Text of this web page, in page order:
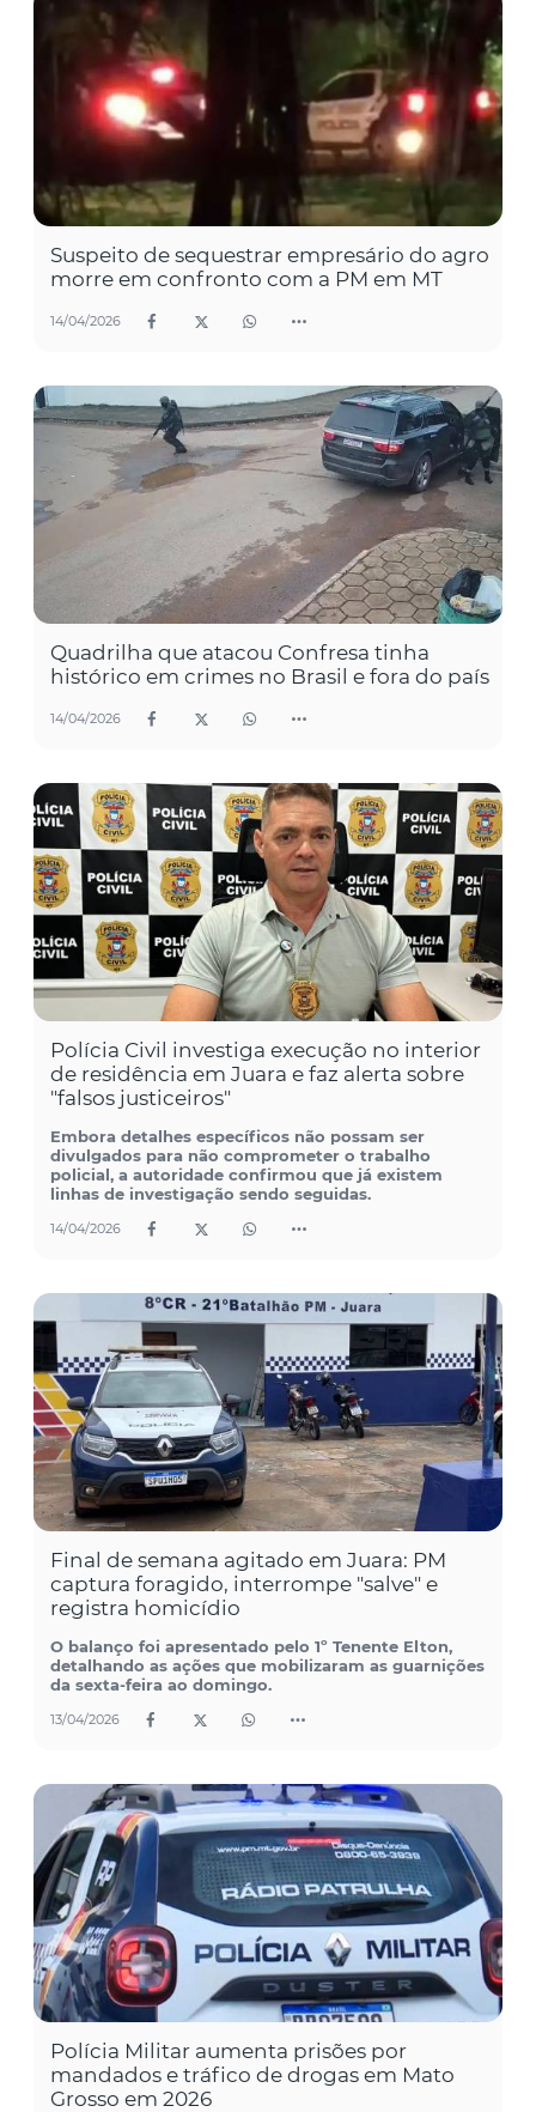
Suspeito de sequestrar empresário do agro
morre em confronto com a PM em MT
14/04/2026
Quadrilha que atacou Confresa tinha
histórico em crimes no Brasil e fora do país
14/04/2026
Polícia Civil investiga execução no interior
de residência em Juara e faz alerta sobre
"falsos justiceiros"
Embora detalhes específicos não possam ser
divulgados para não comprometer o trabalho
policial, a autoridade confirmou que já existem
linhas de investigação sendo seguidas.
14/04/2026
Final de semana agitado em Juara: PM
captura foragido, interrompe "salve" e
registra homicídio
O balanço foi apresentado pelo 1º Tenente Elton,
detalhando as ações que mobilizaram as guarnições
da sexta-feira ao domingo.
13/04/2026
Polícia Militar aumenta prisões por
mandados e tráfico de drogas em Mato
Grosso em 2026